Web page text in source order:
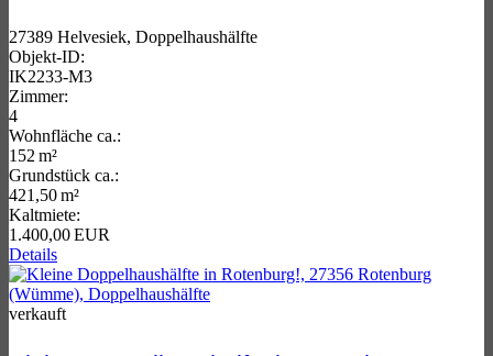
27389 Helvesiek, Doppelhaushälfte
Objekt-ID:
IK2233-M3
Zimmer:
4
Wohnfläche ca.:
152 m²
Grund­stück ca.:
421,50 m²
Kaltmiete:
1.400,00 EUR
Details
verkauft